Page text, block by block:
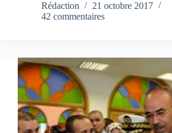
Rédaction
21 octobre 2017
42 commentaires